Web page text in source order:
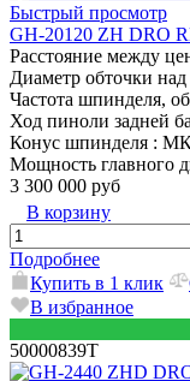
Быстрый просмотр
GH-20120 ZH DRO
Расстояние между
Диаметр обточки
Частота шпинделя,
Ход пиноли задней
Конус шпинделя :
Мощность главного
3 300 000 руб
В корзину
Подробнее
Купить в 1 клик
В избранное
50000839T